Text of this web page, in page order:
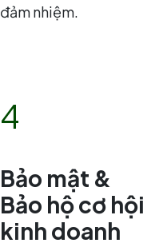
đảm nhiệm.
4
Bảo mật &
Bảo hộ cơ hội
kinh doanh